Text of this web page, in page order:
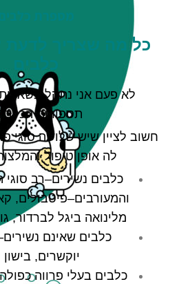
כל
כלבים
לא פעם אני נתקל
תספורות
חשוב לציין שיש שלושה סוגי
לה אופן טיפול
כלבים נשירים–רב סוגי
והמעורבים–פיטבולים,
מלינואה ביגל לברדור,
כלבים שאינם נשירים
יוקשרים,
כלבים בעלי פרווה